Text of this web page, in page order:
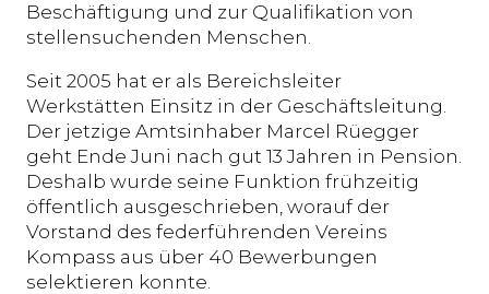
Beschäftigung und zur Qualifikation von
stellensuchenden Menschen.
Seit 2005 hat er als Bereichsleiter
Werkstätten Einsitz in der Geschäftsleitung.
Der jetzige Amtsinhaber Marcel Rüegger
geht Ende Juni nach gut 13 Jahren in Pension.
Deshalb wurde seine Funktion frühzeitig
öffentlich ausgeschrieben, worauf der
Vorstand des federführenden Vereins
Kompass aus über 40 Bewerbungen
selektieren konnte.